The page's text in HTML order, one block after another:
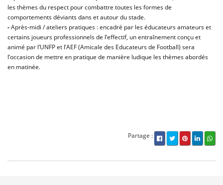
les thèmes du respect pour combattre toutes les formes de
comportements déviants dans et autour du stade.
-Après-midi / ateliers pratiques : encadré par les éducateurs amateurs et
certains joueurs professionnels de l’effectif, un entraînement conçu et
animé par l’UNFP et l’AEF (Amicale des Educateurs de Football) sera
l’occasion de mettre en pratique de manière ludique les thèmes abordés
en matinée.
Partage :